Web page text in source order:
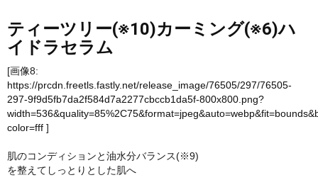
ティーツリー(※10)カーミング(※6)ハ
イドラセラム
[画像8:
https://prcdn.freetls.fastly.net/release_image/76505/297/76505-
297-9f9d5fb7da2f584d7a2277cbccb1da5f-800x800.png?
color=fff ]
肌のコンディションと油水分バランス(※9)
を整えてしっとりとした肌へ